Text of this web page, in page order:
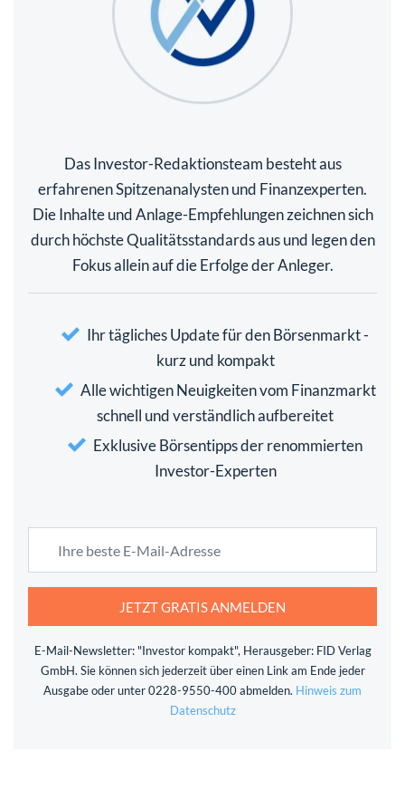
Das Investor-Redaktionsteam besteht aus
erfahrenen Spitzenanalysten und Finanzexperten.
Die Inhalte und Anlage-Empfehlungen zeichnen sich
durch höchste Qualitätsstandards aus und legen den
Fokus allein auf die Erfolge der Anleger.
Ihr tägliches Update für den Börsenmarkt -
kurz und kompakt
Alle wichtigen Neuigkeiten vom Finanzmarkt
schnell und verständlich aufbereitet
Exklusive Börsentipps der renommierten
Investor-Experten
JETZT GRATIS ANMELDEN
E-Mail-Newsletter: "Investor kompakt", Herausgeber: FID Verlag
GmbH. Sie können sich jederzeit über einen Link am Ende jeder
Ausgabe oder unter 0228-9550-400 abmelden. Hinweis zum
Datenschutz